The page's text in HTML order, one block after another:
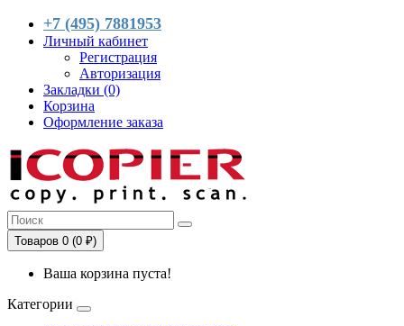
+7 (495) 7881953
Личный кабинет
Регистрация
Авторизация
Закладки (0)
Корзина
Оформление заказа
Товаров 0 (0 ₽)
Ваша корзина пуста!
Категории